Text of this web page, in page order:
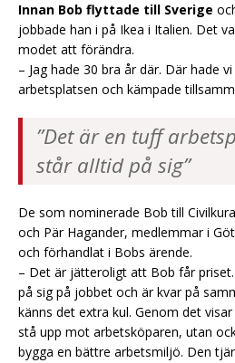
Innan Bob flyttade till Sverige
jobbade han i på Ikea i Italien. Det
modet att förändra.
– Jag hade 30 bra år där. Där hade
arbetsplatsen och kämpade
”Det är en tuff
står alltid på sig”
De som nominerade Bob till
och Pär Hagander, medlemmar i
och förhandlat i Bobs ärende.
– Det är jätteroligt att Bob får
på sig på jobbet och är kvar på
känns det extra kul. Genom det
stå upp mot arbetsköparen, utan
bygga en bättre arbetsmiljö. Den